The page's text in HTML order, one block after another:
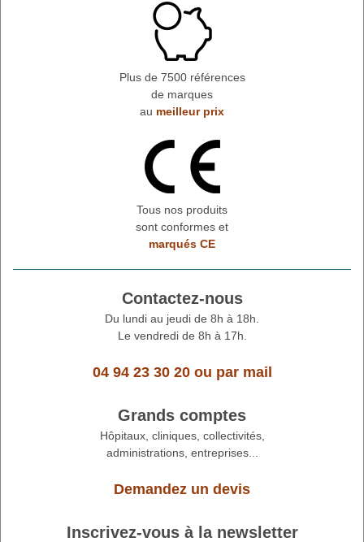
Plus de 7500 références
de marques
au meilleur prix
Tous nos produits
sont conformes et
marqués CE
Contactez-nous
Du lundi au jeudi de 8h à 18h.
Le vendredi de 8h à 17h.
04 94 23 30 20ou par mail
Grands comptes
Hôpitaux, cliniques, collectivités,
administrations, entreprises...
Demandez un devis
Inscrivez-vous à la newsletter